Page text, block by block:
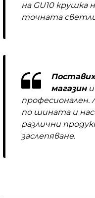
на GU10 крушка
точната
магазини
професионален.
по шината и
различни
заслепяване.